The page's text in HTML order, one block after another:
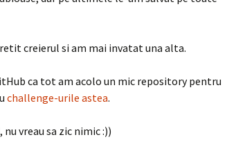
creierul si am mai invatat una alta.
ca tot am acolo un mic repository pentru
challenge-urile astea.
vreau sa zic nimic :))